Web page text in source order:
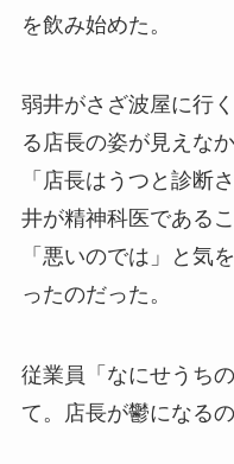
を飲み始めた。
弱井がさざ波屋に行
る店長の姿が見えな
「店長はうつと診断
井が精神科医である
「悪いのでは」と気
ったのだった。
従業員「なにせうち
て。店長が鬱になる